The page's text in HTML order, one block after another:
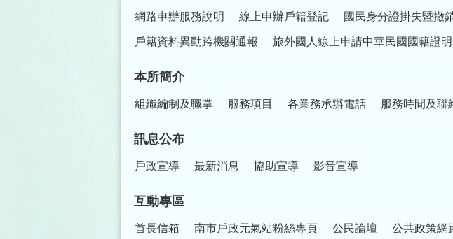
網路申辦服務說明 線上申辦戶籍登記 國民身分證掛失暨撤
戶籍資料異動跨機關通報 旅外國人線上申請中華民國國籍證明
本所簡介
組織編制及職掌 服務項目 各業務承辦電話 服務時間及聯
訊息公布
戶政宣導 最新消息 協助宣導 影音宣導
互動專區
首長信箱 南市戶政元氣站粉絲專頁 公民論壇 公共政策網